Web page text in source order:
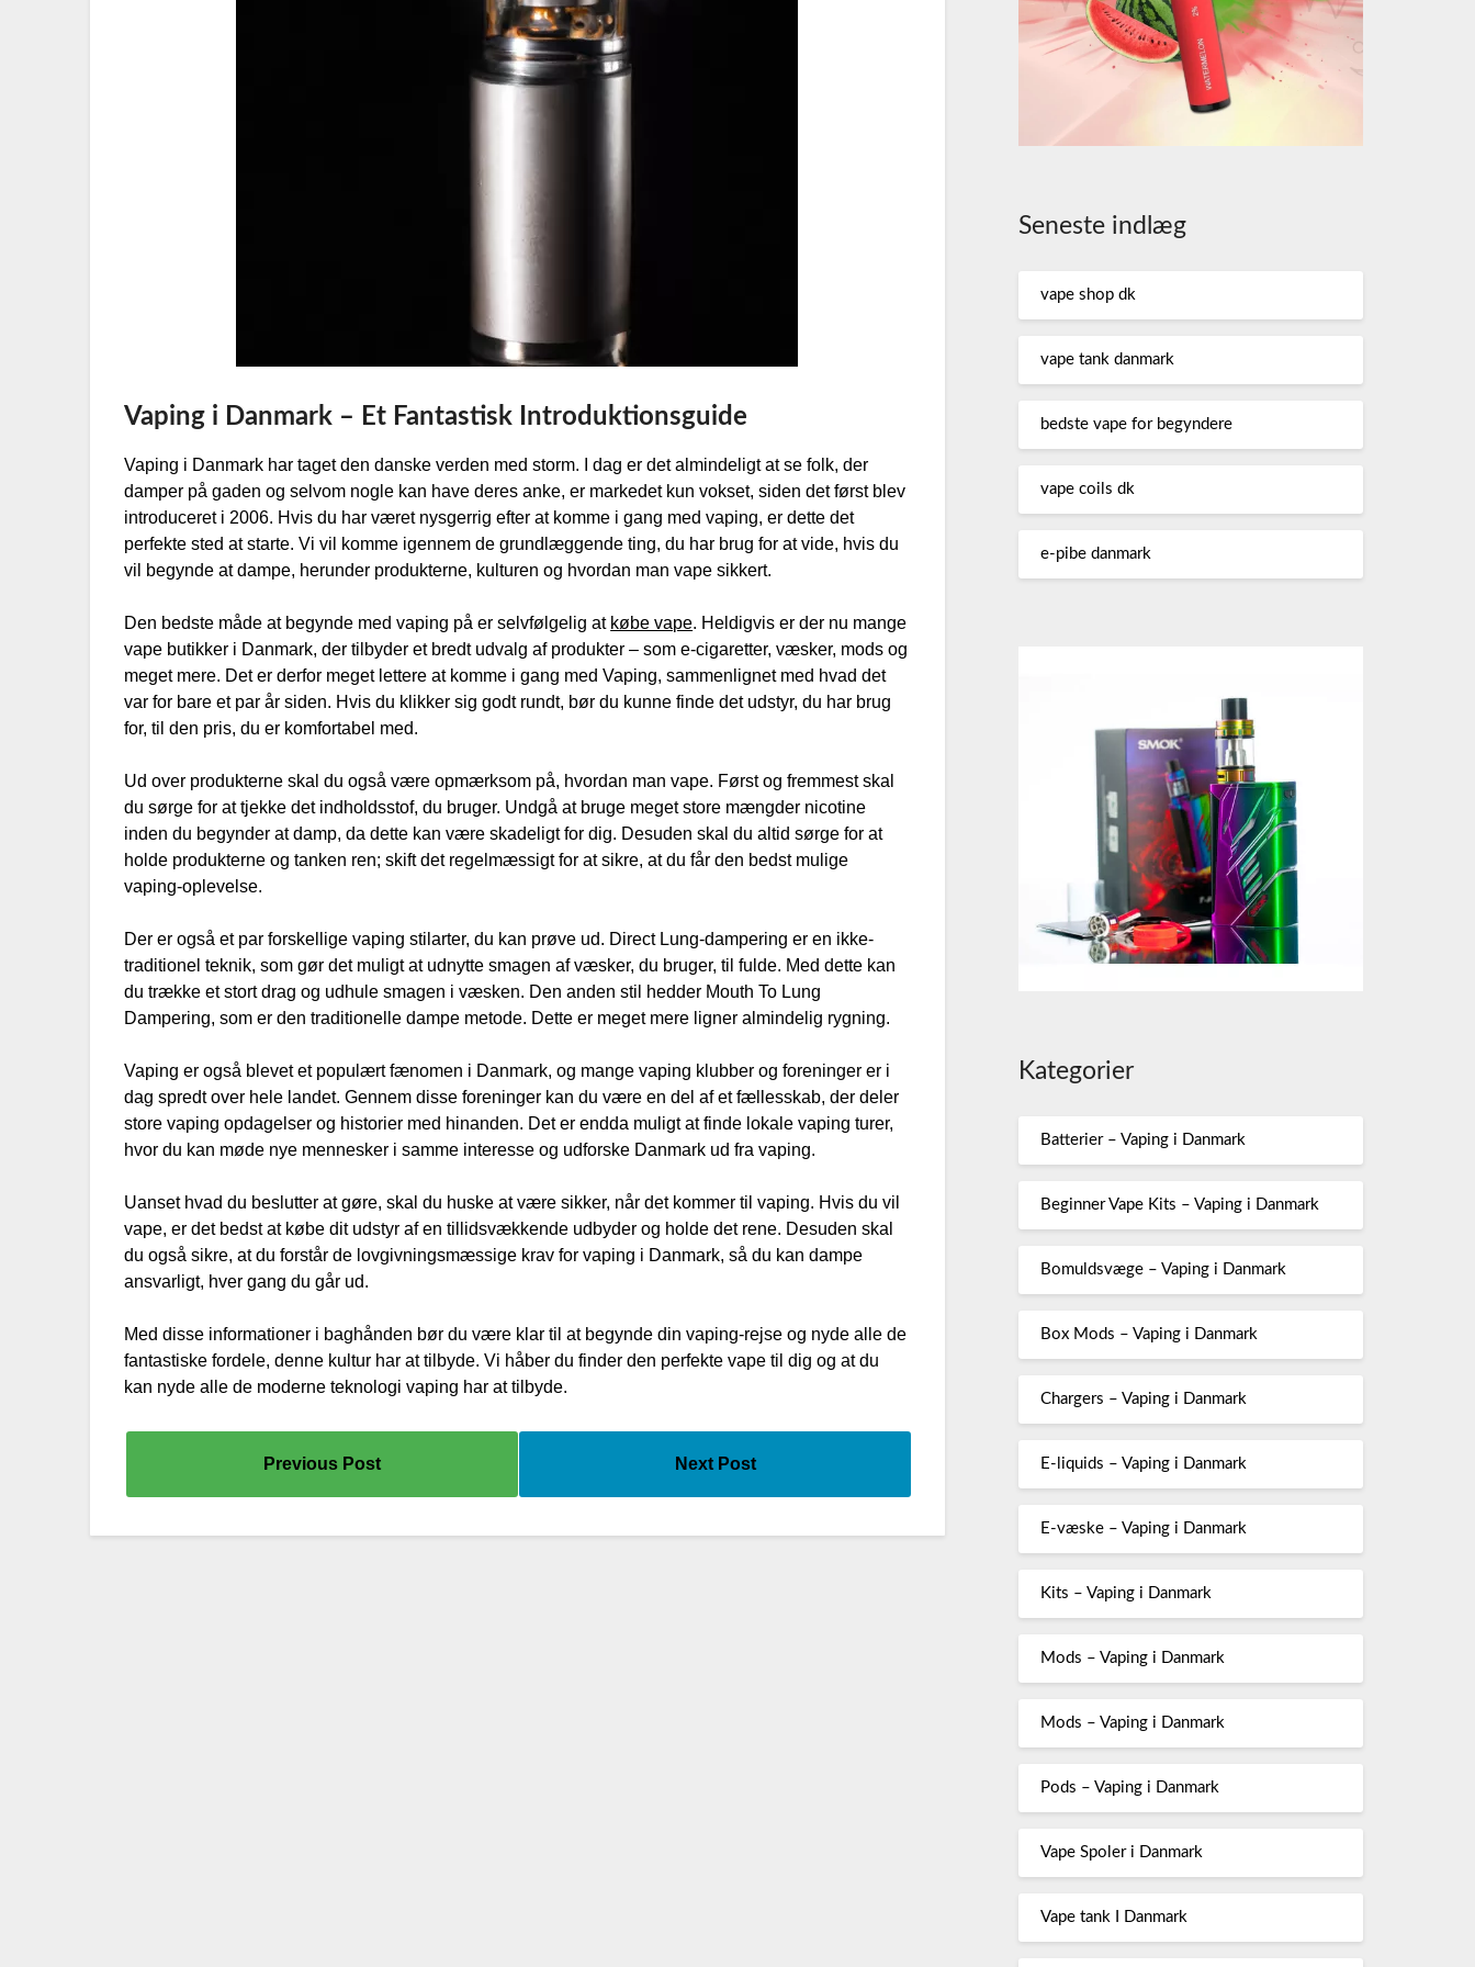
Vaping i Danmark – Et Fantastisk Introduktionsguide
Vaping i Danmark har taget den danske verden med storm. I dag er det almindeligt at se folk, der
damper på gaden og selvom nogle kan have deres anke, er markedet kun vokset, siden det først blev
introduceret i 2006. Hvis du har været nysgerrig efter at komme i gang med vaping, er dette det
perfekte sted at starte. Vi vil komme igennem de grundlæggende ting, du har brug for at vide, hvis du
vil begynde at dampe, herunder produkterne, kulturen og hvordan man vape sikkert.
Den bedste måde at begynde med vaping på er selvfølgelig at købe vape. Heldigvis er der nu mange
vape butikker i Danmark, der tilbyder et bredt udvalg af produkter – som e-cigaretter, væsker, mods og
meget mere. Det er derfor meget lettere at komme i gang med Vaping, sammenlignet med hvad det
var for bare et par år siden. Hvis du klikker sig godt rundt, bør du kunne finde det udstyr, du har brug
for, til den pris, du er komfortabel med.
Ud over produkterne skal du også være opmærksom på, hvordan man vape. Først og fremmest skal
du sørge for at tjekke det indholdsstof, du bruger. Undgå at bruge meget store mængder nicotine
inden du begynder at damp, da dette kan være skadeligt for dig. Desuden skal du altid sørge for at
holde produkterne og tanken ren; skift det regelmæssigt for at sikre, at du får den bedst mulige
vaping-oplevelse.
Der er også et par forskellige vaping stilarter, du kan prøve ud. Direct Lung-dampering er en ikke-
traditionel teknik, som gør det muligt at udnytte smagen af ​​væsker, du bruger, til fulde. Med dette kan
du trække et stort drag og udhule smagen i væsken. Den anden stil hedder Mouth To Lung
Dampering, som er den traditionelle dampe metode. Dette er meget mere ligner almindelig rygning.
Vaping er også blevet et populært fænomen i Danmark, og mange vaping klubber og foreninger er i
dag spredt over hele landet. Gennem disse foreninger kan du være en del af et fællesskab, der deler
store vaping opdagelser og historier med hinanden. Det er endda muligt at finde lokale vaping turer,
hvor du kan møde nye mennesker i samme interesse og udforske Danmark ud fra vaping.
Uanset hvad du beslutter at gøre, skal du huske at være sikker, når det kommer til vaping. Hvis du vil
vape, er det bedst at købe dit udstyr af en tillidsvækkende udbyder og holde det rene. Desuden skal
du også sikre, at du forstår de lovgivningsmæssige krav for vaping i Danmark, så du kan dampe
ansvarligt, hver gang du går ud.
Med disse informationer i baghånden bør du være klar til at begynde din vaping-rejse og nyde alle de
fantastiske fordele, denne kultur har at tilbyde. Vi håber du finder den perfekte vape til dig og at du
kan nyde alle de moderne teknologi vaping har at tilbyde.
Previous Post Next Post
Seneste indlæg
vape shop dk
vape tank danmark
bedste vape for begyndere
vape coils dk
e-pibe danmark
Kategorier
Batterier – Vaping i Danmark
Beginner Vape Kits – Vaping i Danmark
Bomuldsvæge – Vaping i Danmark
Box Mods – Vaping i Danmark
Chargers – Vaping i Danmark
E-liquids – Vaping i Danmark
E-væske – Vaping i Danmark
Kits – Vaping i Danmark
Mods – Vaping i Danmark
Mods – Vaping i Danmark
Pods – Vaping i Danmark
Vape Spoler i Danmark
Vape tank I Danmark